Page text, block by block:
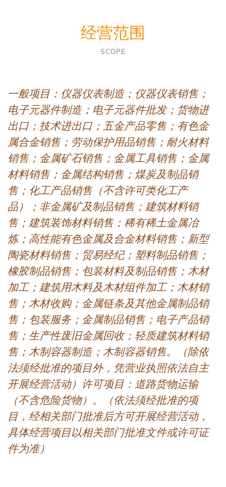
经营范围
SCOPE
一般项目：仪器仪表制造；仪器仪表销售；
电子元器件制造；电子元器件批发；货物进
出口；技术进出口；五金产品零售；有色金
属合金销售；劳动保护用品销售；耐火材料
销售；金属矿石销售；金属工具销售；金属
材料销售；金属结构销售；煤炭及制品销
售；化工产品销售（不含许可类化工产
品）；非金属矿及制品销售；建筑材料销
售；建筑装饰材料销售；稀有稀土金属冶
炼；高性能有色金属及合金材料销售；新型
陶瓷材料销售；贸易经纪；塑料制品销售；
橡胶制品销售；包装材料及制品销售；木材
加工；建筑用木料及木材组件加工；木材销
售；木材收购；金属链条及其他金属制品销
售；包装服务；金属制品销售；电子产品销
售；生产性废旧金属回收；轻质建筑材料销
售；木制容器制造；木制容器销售。（除依
法须经批准的项目外，凭营业执照依法自主
开展经营活动）许可项目：道路货物运输
（不含危险货物）。（依法须经批准的项
目，经相关部门批准后方可开展经营活动，
具体经营项目以相关部门批准文件或许可证
件为准）